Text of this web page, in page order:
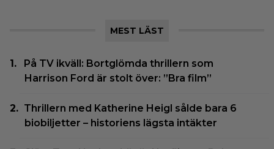
MEST LÄST
På TV ikväll: Bortglömda thrillern som
Harrison Ford är stolt över: ”Bra film”
Thrillern med Katherine Heigl sålde bara 6
biobiljetter – historiens lägsta intäkter